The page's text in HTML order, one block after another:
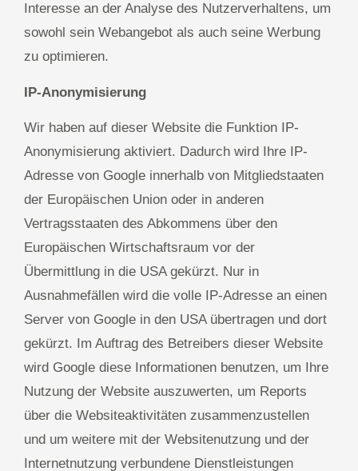
Interesse an der Analyse des Nutzerverhaltens, um
sowohl sein Webangebot als auch seine Werbung
zu optimieren.
IP-Anonymisierung
Wir haben auf dieser Website die Funktion IP-
Anonymisierung aktiviert. Dadurch wird Ihre IP-
Adresse von Google innerhalb von Mitgliedstaaten
der Europäischen Union oder in anderen
Vertragsstaaten des Abkommens über den
Europäischen Wirtschaftsraum vor der
Übermittlung in die USA gekürzt. Nur in
Ausnahmefällen wird die volle IP-Adresse an einen
Server von Google in den USA übertragen und dort
gekürzt. Im Auftrag des Betreibers dieser Website
wird Google diese Informationen benutzen, um Ihre
Nutzung der Website auszuwerten, um Reports
über die Websiteaktivitäten zusammenzustellen
und um weitere mit der Websitenutzung und der
Internetnutzung verbundene Dienstleistungen